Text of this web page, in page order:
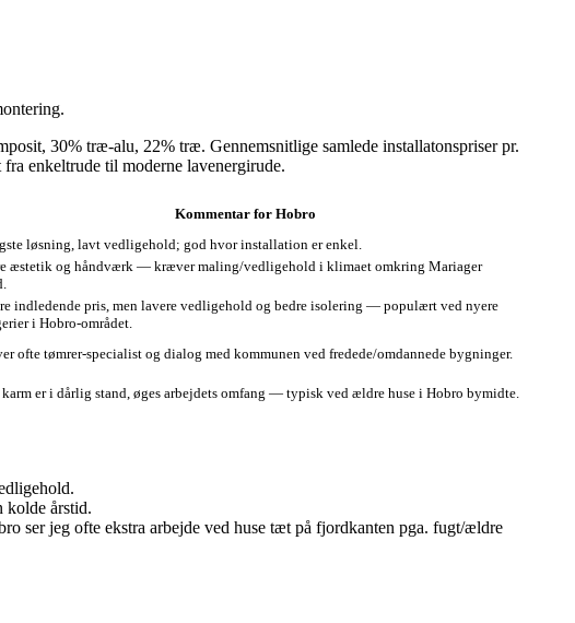
30% træ‑alu, 22% træ. Gennemsnitlige samlede installatonspriser pr.
enkeltrude til moderne lavenergirude.
Kommentar for Hobro
løsning, lavt vedligehold; god hvor installation er enkel.
æstetik og håndværk — kræver maling/vedligehold i klimaet omkring Mariager
indledende pris, men lavere vedligehold og bedre isolering — populært ved nyere
i Hobro‑området.
ofte tømrer-specialist og dialog med kommunen ved fredede/omdannede bygninger.
er i dårlig stand, øges arbejdets omfang — typisk ved ældre huse i Hobro bymidte.
kolde årstid.
ser jeg ofte ekstra arbejde ved huse tæt på fjordkanten pga. fugt/ældre